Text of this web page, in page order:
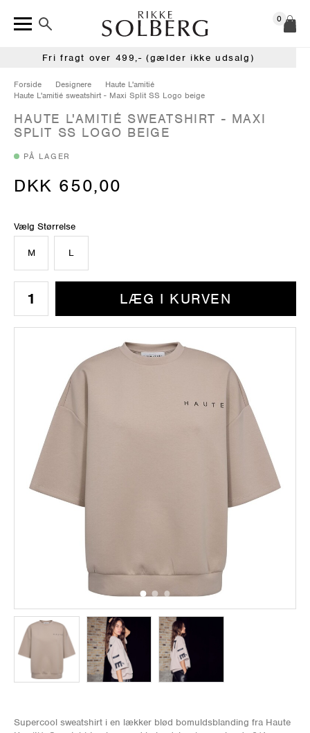
0
Fri fragt over 499,- (gælder ikke udsalg)
Forside Designere
Haute L'amitié
Haute L'amitié sweatshirt - Maxi Split SS Logo beige
HAUTE L'AMITIÉ SWEATSHIRT - MAXI
SPLIT SS LOGO BEIGE
PÅ LAGER
DKK 650,00
Vælg Størrelse
M L
LÆG I KURVEN
Supercool sweatshirt i en lækker blød bomuldsblanding fra Haute